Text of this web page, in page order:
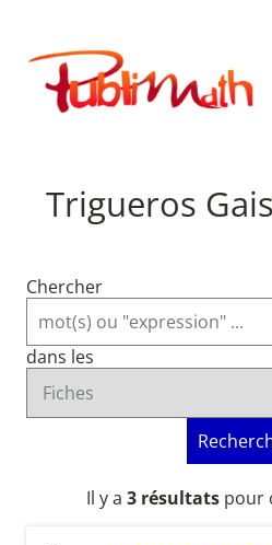
contenu
Publimath
Trigueros
Chercher
dans les
Il y a 3 résultats pour